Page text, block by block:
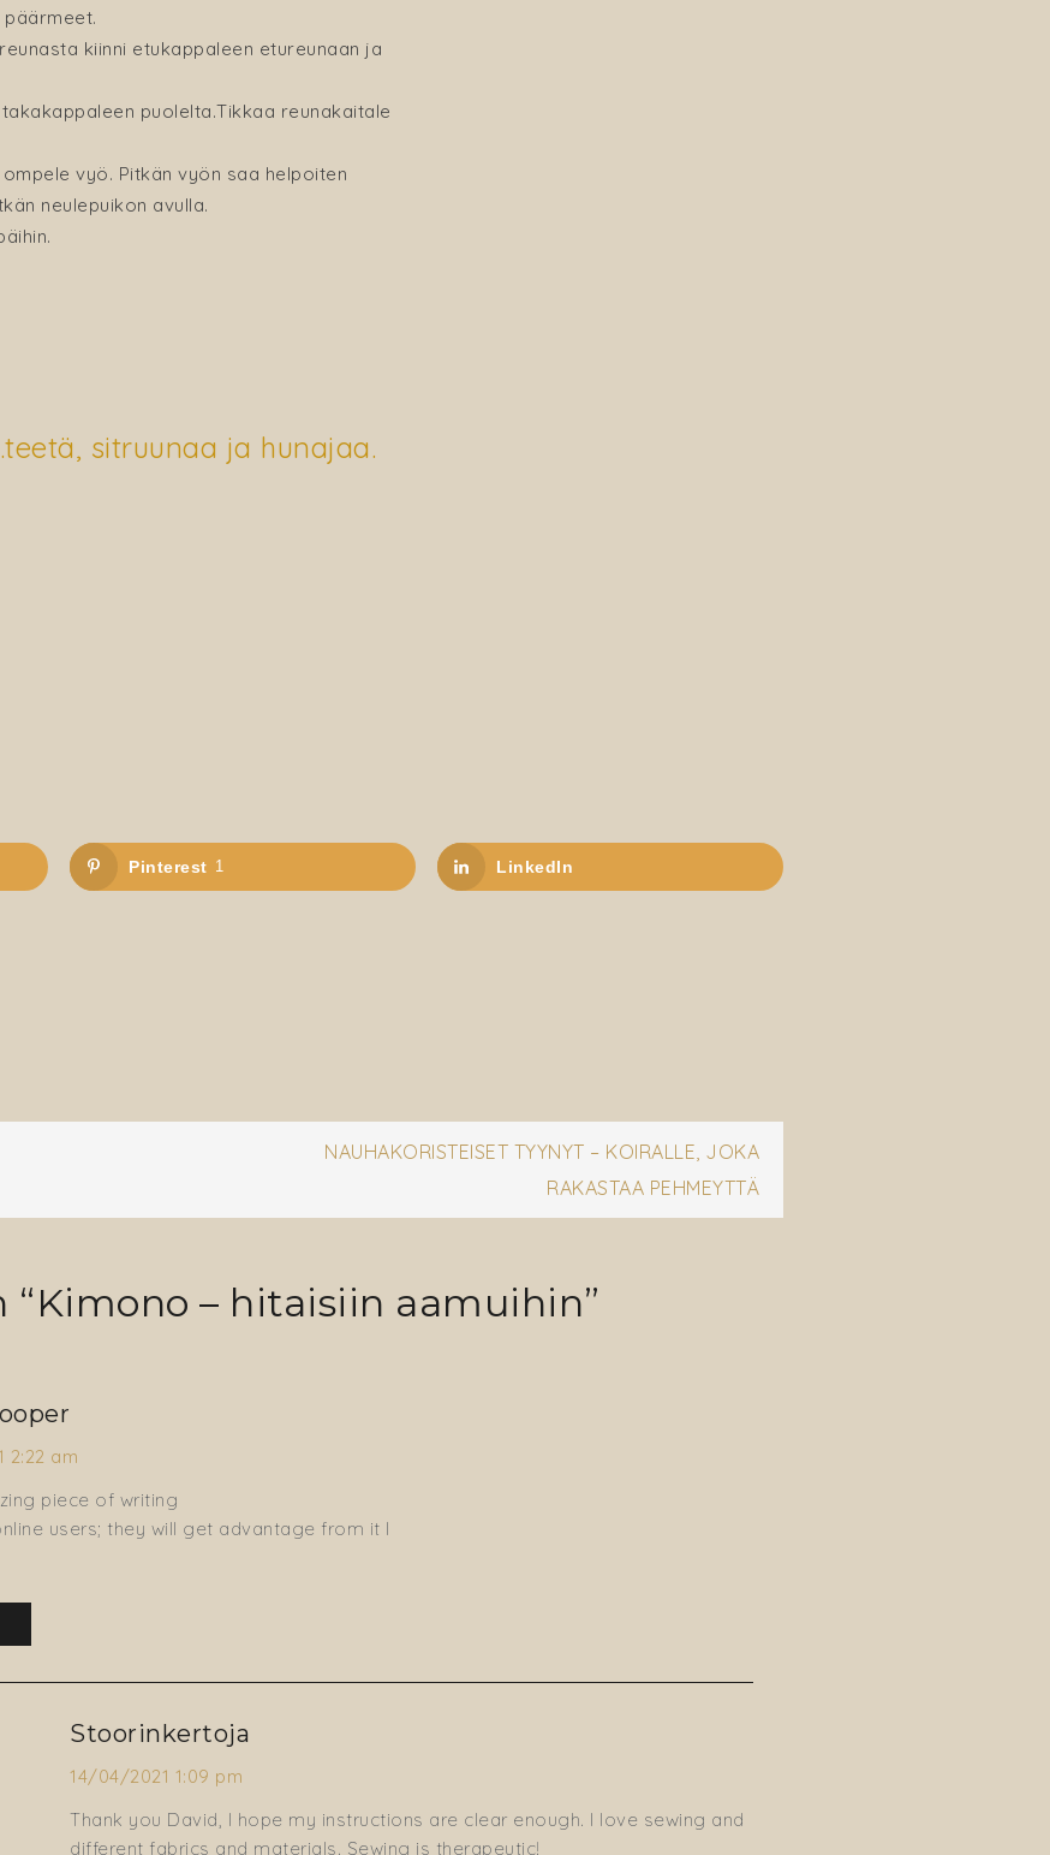
päärmeet.
kiinni etukappaleen etureunaan ja
puolelta.Tikkaa reunakaitale
vyö. Pitkän vyön saa helpoiten
neulepuikon avulla.
sitruunaa ja hunajaa.
Pinterest 1 LinkedIn
NAUHAKORISTEISET TYYNYT – KOIRALLE, JOKA
RAKASTAA PEHMEYTTÄ
Kimono – hitaisiin aamuihin”
2:22 am
piece of writing
users; they will get advantage from it I
Stoorinkertoja
14/04/2021 1:09 pm
Thank you David, I hope my instructions are clear enough. I love sewing and
different fabrics and materials. Sewing is therapeutic!